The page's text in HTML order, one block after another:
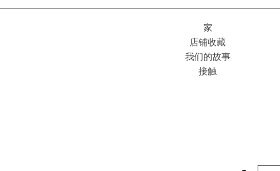
家
店铺收藏
我们的故事
接触